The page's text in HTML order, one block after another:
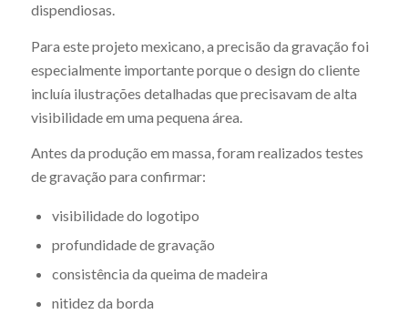
dispendiosas.
Para este projeto mexicano, a precisão da gravação foi
especialmente importante porque o design do cliente
incluía ilustrações detalhadas que precisavam de alta
visibilidade em uma pequena área.
Antes da produção em massa, foram realizados testes
de gravação para confirmar:
visibilidade do logotipo
profundidade de gravação
consistência da queima de madeira
nitidez da borda